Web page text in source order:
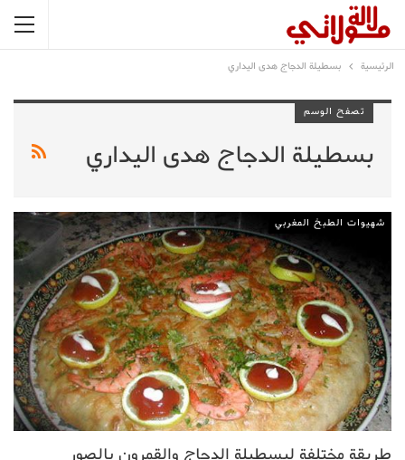
الرئيسية بسطيلة الدجاج هدى اليداري
تصفح الوسم
بسطيلة الدجاج هدى اليداري
شهيوات الطبخ المغربي